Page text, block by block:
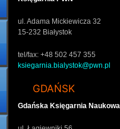
ul. Adama Mickiewicza 32
15-232 Białystok
tel/fax: +48 502 457 355
ksiegarnia.bialystok@pwn.pl
GDAŃSK
Gdańska Księgarnia Naukowa